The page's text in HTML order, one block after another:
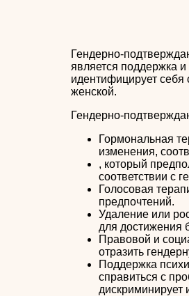
Гендерно-
является поддержка
идентифицирует себя
женской.
Гендерно-
Гормональная
изменения,
, который
соответствии с
Голосовая
предпочтений.
Удаление или
для достижения
Правовой и
отразить
Поддержка
справиться с
дискриминирует